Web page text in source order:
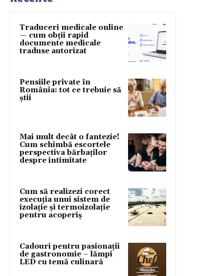
Traduceri medicale online
— cum obții rapid
documente medicale
traduse autorizat
Pensiile private în
România: tot ce trebuie să
știi
Mai mult decât o fantezie!
Cum schimbă escortele
perspectiva bărbaților
despre intimitate
Cum să realizezi corect
execuția unui sistem de
izolație și termoizolație
pentru acoperiș
Cadouri pentru pasionații
de gastronomie – lămpi
LED cu temă culinară